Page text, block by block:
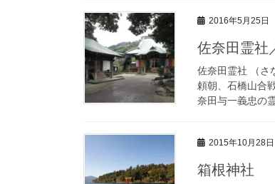
2016年5月25日
佐奈田霊社
佐奈田霊社 （さ
頼朝、石橋山合
奈田与一義忠の
2015年10月28日
箱根神社